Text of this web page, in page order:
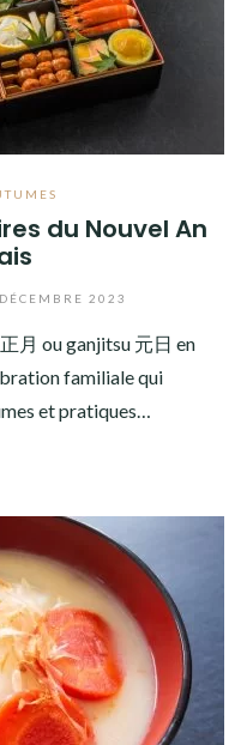
du Nouvel An
2023
月 ou ganjitsu 元日 en
familiale qui
et pratiques…